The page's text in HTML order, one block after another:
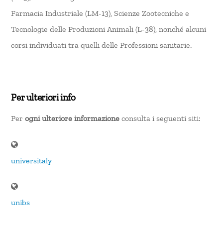
Farmacia Industriale (LM-13), Scienze Zootecniche e
Tecnologie delle Produzioni Animali (L-38), nonché alcuni
corsi individuati tra quelli delle Professioni sanitarie.
Per ulteriori info
Perogni ulteriore informazione consulta i seguenti siti:
universitaly
unibs